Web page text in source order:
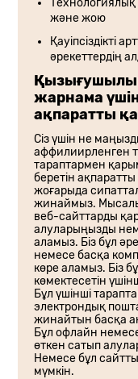
және жою
Қауіпсіздікті
әрекеттердің
жарнама үшін
ақпаратты
Сіз үшін не
аффилиирленген
тараптармен
беретін
жоғарыда
жинаймыз. Мысалы,
веб-сайттарды
алуларыңызды
аламыз. Біз бұл
немесе басқа
көре аламыз. Біз
көмектесетін
Бұл үшінші
электрондық
жинайтын басқа
Бұл офлайн
өткен сатып
Немесе бұл
мүмкін.